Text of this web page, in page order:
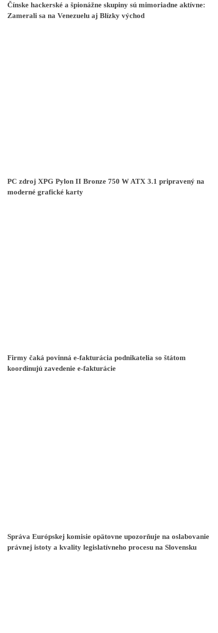
Čínske hackerské a špionážne skupiny sú mimoriadne aktívne:
Zamerali sa na Venezuelu aj Blízky východ
PC zdroj XPG Pylon II Bronze 750 W ATX 3.1 pripravený na
moderné grafické karty
Firmy čaká povinná e-fakturácia podnikatelia so štátom
koordinujú zavedenie e-fakturácie
Správa Európskej komisie opätovne upozorňuje na oslabovanie
právnej istoty a kvality legislatívneho procesu na Slovensku